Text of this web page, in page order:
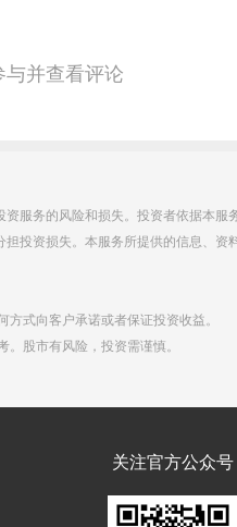
并查看评论
服务的风险和损失。投资者依据本
投资损失。本服务所提供的信息、
式向客户承诺或者保证投资收益。
股市有风险，投资需谨慎。
关注官方公众号